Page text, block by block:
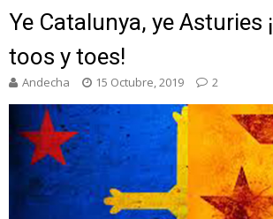
Ye Catalunya, ye Asturies
toos y toes!
Andecha 15 Octubre, 2019 2